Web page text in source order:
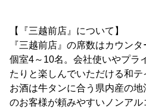
【『三越前店』について】
『三越前店』の席数はカウン
個室4～10名。会社使いやプラ
たりと楽しんでいただける和テ
お酒は牛タンに合う県内産の
のお客様が頼みやすいノンア